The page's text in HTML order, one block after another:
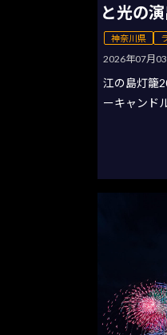
と光の
神奈川県
2026年07月
江の島灯籠
ーキャンド